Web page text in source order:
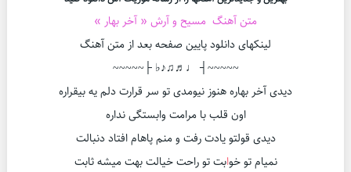
متن آهنگ مسیح و آرش « آخر بهار »
لینکهای دانلود پایین صفحه بعد از متن آهنگ
~~~~~┤ ♩♬♫♪♭ ├~~~~~
دیدی آخر بهاره هنوز نیومدی تو سر قرارت دلم یه بیقراره
اون قلب با مرامت وابستگی نداره
دیدی قولتو یادت رفت و منم پاهام افتاد دنبالت
نمیام تو خوابت تو راحت خیالت بهت میشه ثابت